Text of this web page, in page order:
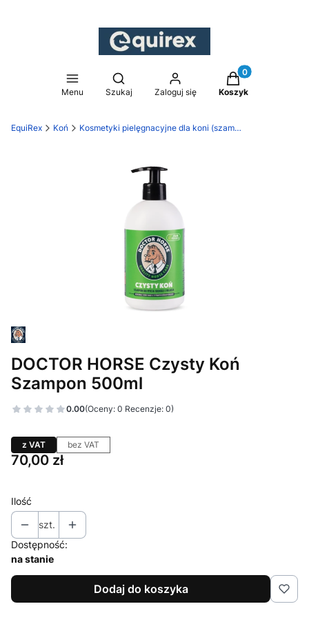
Menu
Otwórz wyszukiwarkę
Szukaj Zaloguj się
Produkty w
Koszyk
EquiRex Koń Kosmetyki pielęgnacyjne dla koni (szampony, odżywki, smary, oleje)
DOCTOR HORSE Czysty Koń
Szampon 500ml
0.00(Oceny: 0 Recenzje: 0)
z VAT bez VAT
Cena
70,00 zł
Ilość
szt.
Dostępność:
na stanie
Dodaj do koszyka